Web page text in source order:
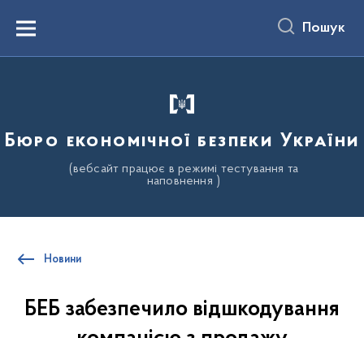
вмістуMenu Пошук
Бюро економічної безпеки України
(вебсайт працює в режимі тестування та
наповнення )
Новини
БЕБ забезпечило відшкодування